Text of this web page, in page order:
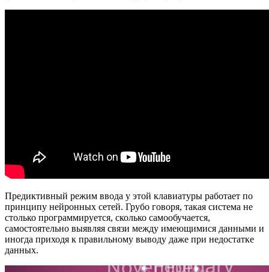
Предиктивный режим ввода у этой клавиатуры работает по
принципу нейронных сетей. Грубо говоря, такая система не
столько программируется, сколько самообучается,
самостоятельно выявляя связи между имеющимися данными и
иногда приходя к правильному выводу даже при недостатке
данных.